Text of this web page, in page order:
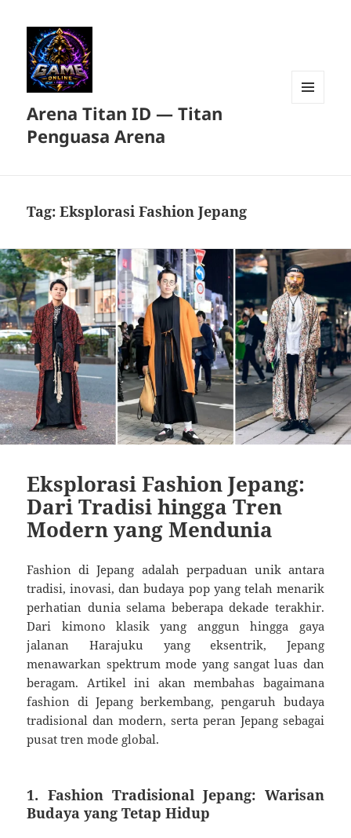
Arena Titan ID — Titan
Penguasa Arena
Tag:Eksplorasi Fashion Jepang
Eksplorasi Fashion Jepang:
Dari Tradisi hingga Tren
Modern yang Mendunia
Fashion di Jepang adalah perpaduan unik antara
tradisi, inovasi, dan budaya pop yang telah menarik
perhatian dunia selama beberapa dekade terakhir.
Dari kimono klasik yang anggun hingga gaya
jalanan Harajuku yang eksentrik, Jepang
menawarkan spektrum mode yang sangat luas dan
beragam. Artikel ini akan membahas bagaimana
fashion di Jepang berkembang, pengaruh budaya
tradisional dan modern, serta peran Jepang sebagai
pusat tren mode global.
1. Fashion Tradisional Jepang: Warisan
Budaya yang Tetap Hidup